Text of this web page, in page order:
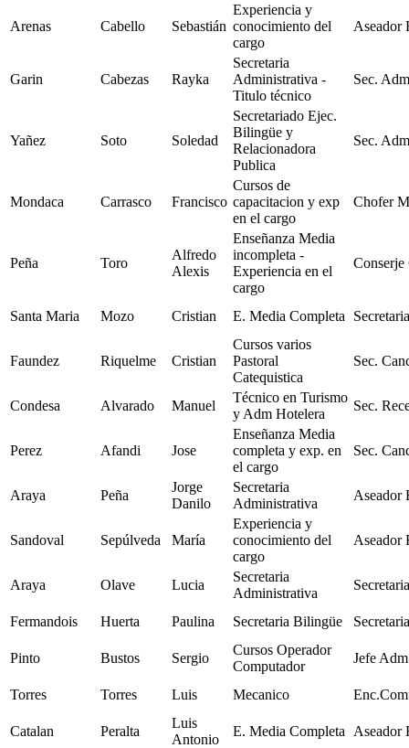
Arenas Cabello Sebastián
Experiencia y
conocimiento del
cargo
Aseador
Garin Cabezas Rayka
Secretaria
Administrativa -
Titulo técnico
Sec.
Yañez Soto Soledad
Secretariado Ejec.
Bilingüe y
Relacionadora
Publica
Sec.
Mondaca Carrasco Francisco
Cursos de
capacitacion y exp
en el cargo
Chofer
Peña Toro
Alfredo
Alexis
Enseñanza Media
incompleta -
Experiencia en el
cargo
Conserje
Santa Maria Mozo Cristian E. Media Completa Secretaria
Faundez Riquelme Cristian
Cursos varios
Pastoral
Catequistica
Sec.
Condesa Alvarado Manuel
Técnico en Turismo
y Adm Hotelera
Sec.
Perez Afandi Jose
Enseñanza Media
completa y exp. en
el cargo
Sec.
Araya Peña
Jorge
Danilo
Secretaria
Administrativa
Aseador
Sandoval Sepúlveda María
Experiencia y
conocimiento del
cargo
Aseador
Araya Olave Lucia
Secretaria
Administrativa
Secretaria
Fermandois Huerta Paulina Secretaria Bilingüe Secretaria
Pinto Bustos Sergio
Cursos Operador
Computador
Jefe
Torres Torres Luis Mecanico
Catalan Peralta
Luis
Antonio
E. Media Completa Aseador